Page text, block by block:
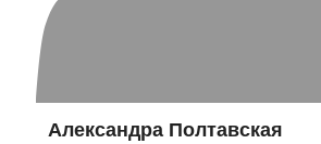
Александра Полтавская